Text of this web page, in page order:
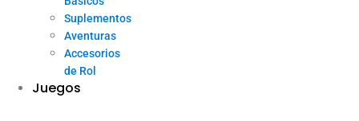
Suplementos
Aventuras
Accesorios
de Rol
Juegos